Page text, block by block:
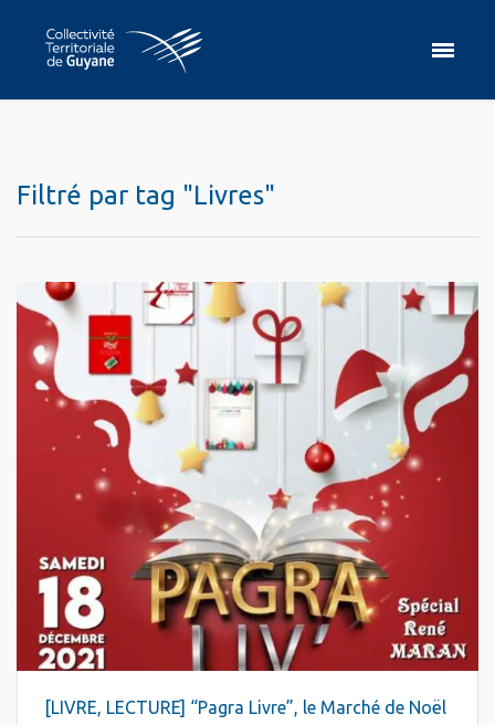
Filtré par tag "Livres"
[LIVRE, LECTURE] “Pagra Livre”, le Marché de Noël